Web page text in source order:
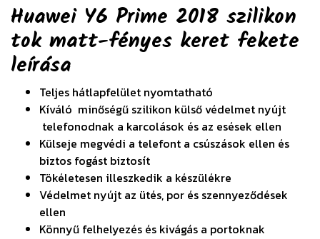
Huawei Y6 Prime 2018 szilikon
tok matt-fényes keret fekete
leírása
Teljes hátlapfelület nyomtatható
Kíváló minőségű szilikon külső védelmet nyújt
telefonodnak a karcolások és az esések ellen
Külseje megvédi a telefont a csúszások ellen és
biztos fogást biztosít
Tökéletesen illeszkedik a készülékre
Védelmet nyújt az ütés, por és szennyeződések
ellen
Könnyű felhelyezés és kivágás a portoknak